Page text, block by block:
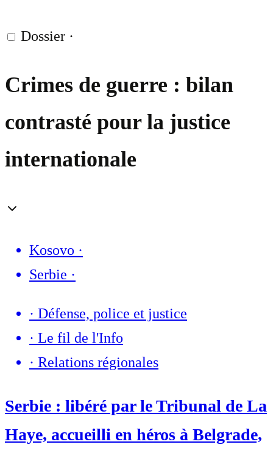
Dossier ·
Crimes de guerre : bilan
contrasté pour la justice
internationale
Kosovo ·
Serbie ·
· Défense, police et justice
· Le fil de l'Info
· Relations régionales
Serbie : libéré par le Tribunal de La
Haye, accueilli en héros à Belgrade,